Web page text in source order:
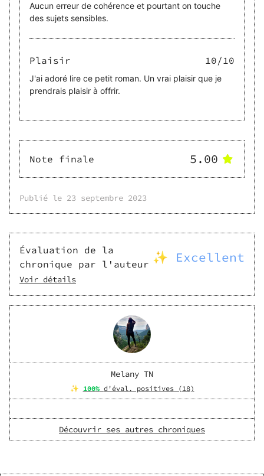
Aucun erreur de cohérence et pourtant on touche
des sujets sensibles.
Plaisir 10/10
J'ai adoré lire ce petit roman. Un vrai plaisir que je
prendrais plaisir à offrir.
Note finale 5.00
Publié le 23 septembre 2023
Évaluation de la
chronique par l'auteur ✨ Excellent
Voir détails
Melany TN
✨ 100% d'éval. positives (18)
Découvrir ses autres chroniques